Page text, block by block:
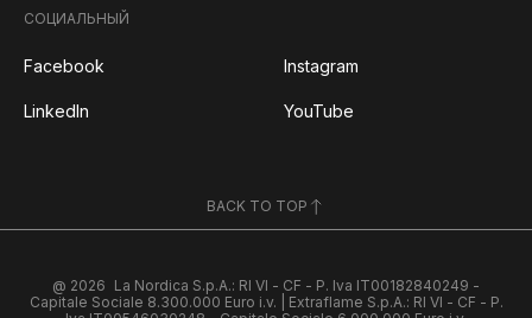
СОЦИАЛЬНЫЙ
Facebook Instagram
LinkedIn YouTube
BACK TO TOP
@ 2026 La Nordica S.p.A.: RI VI - CF - P. Iva IT00182840249 -
Capitale Sociale 8.300.000 Euro i.v. | Extraflame S.p.A.: RI VI - CF - P.